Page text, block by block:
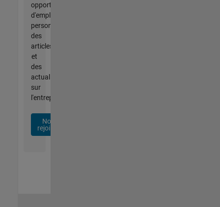
opportunités
d'emploi
personnalisées,
des
articles
et
des
actualités
sur
l'entreprise.
Nous
rejoindre